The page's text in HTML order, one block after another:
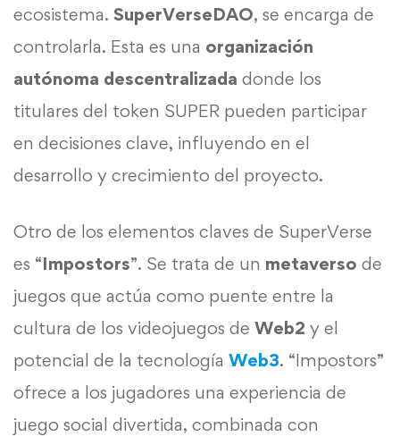
ecosistema. SuperVerseDAO, se encarga de
controlarla. Esta es una organización
autónoma descentralizada donde los
titulares del token SUPER pueden participar
en decisiones clave, influyendo en el
desarrollo y crecimiento del proyecto.
Otro de los elementos claves de SuperVerse
es “Impostors”. Se trata de un metaverso de
juegos que actúa como puente entre la
cultura de los videojuegos de Web2 y el
potencial de la tecnología Web3. “Impostors”
ofrece a los jugadores una experiencia de
juego social divertida, combinada con